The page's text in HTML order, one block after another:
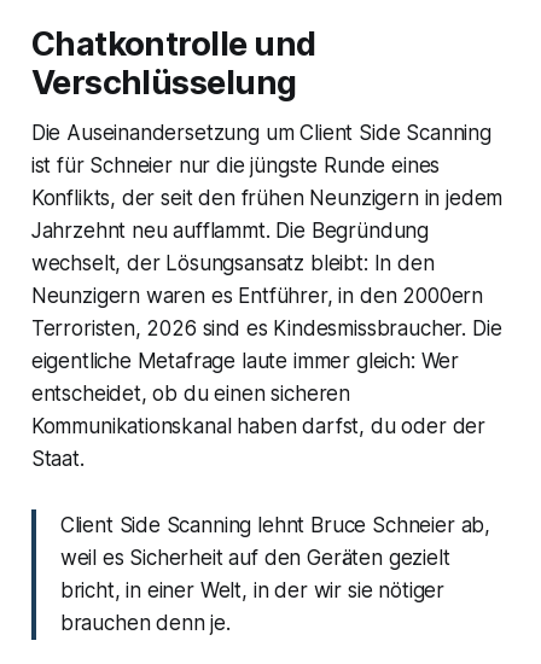
Chatkontrolle und
Verschlüsselung
Die Auseinandersetzung um Client Side Scanning
ist für Schneier nur die jüngste Runde eines
Konflikts, der seit den frühen Neunzigern in jedem
Jahrzehnt neu aufflammt. Die Begründung
wechselt, der Lösungsansatz bleibt: In den
Neunzigern waren es Entführer, in den 2000ern
Terroristen, 2026 sind es Kindesmissbraucher. Die
eigentliche Metafrage laute immer gleich: Wer
entscheidet, ob du einen sicheren
Kommunikationskanal haben darfst, du oder der
Staat.
Client Side Scanning lehnt Bruce Schneier ab,
weil es Sicherheit auf den Geräten gezielt
bricht, in einer Welt, in der wir sie nötiger
brauchen denn je.